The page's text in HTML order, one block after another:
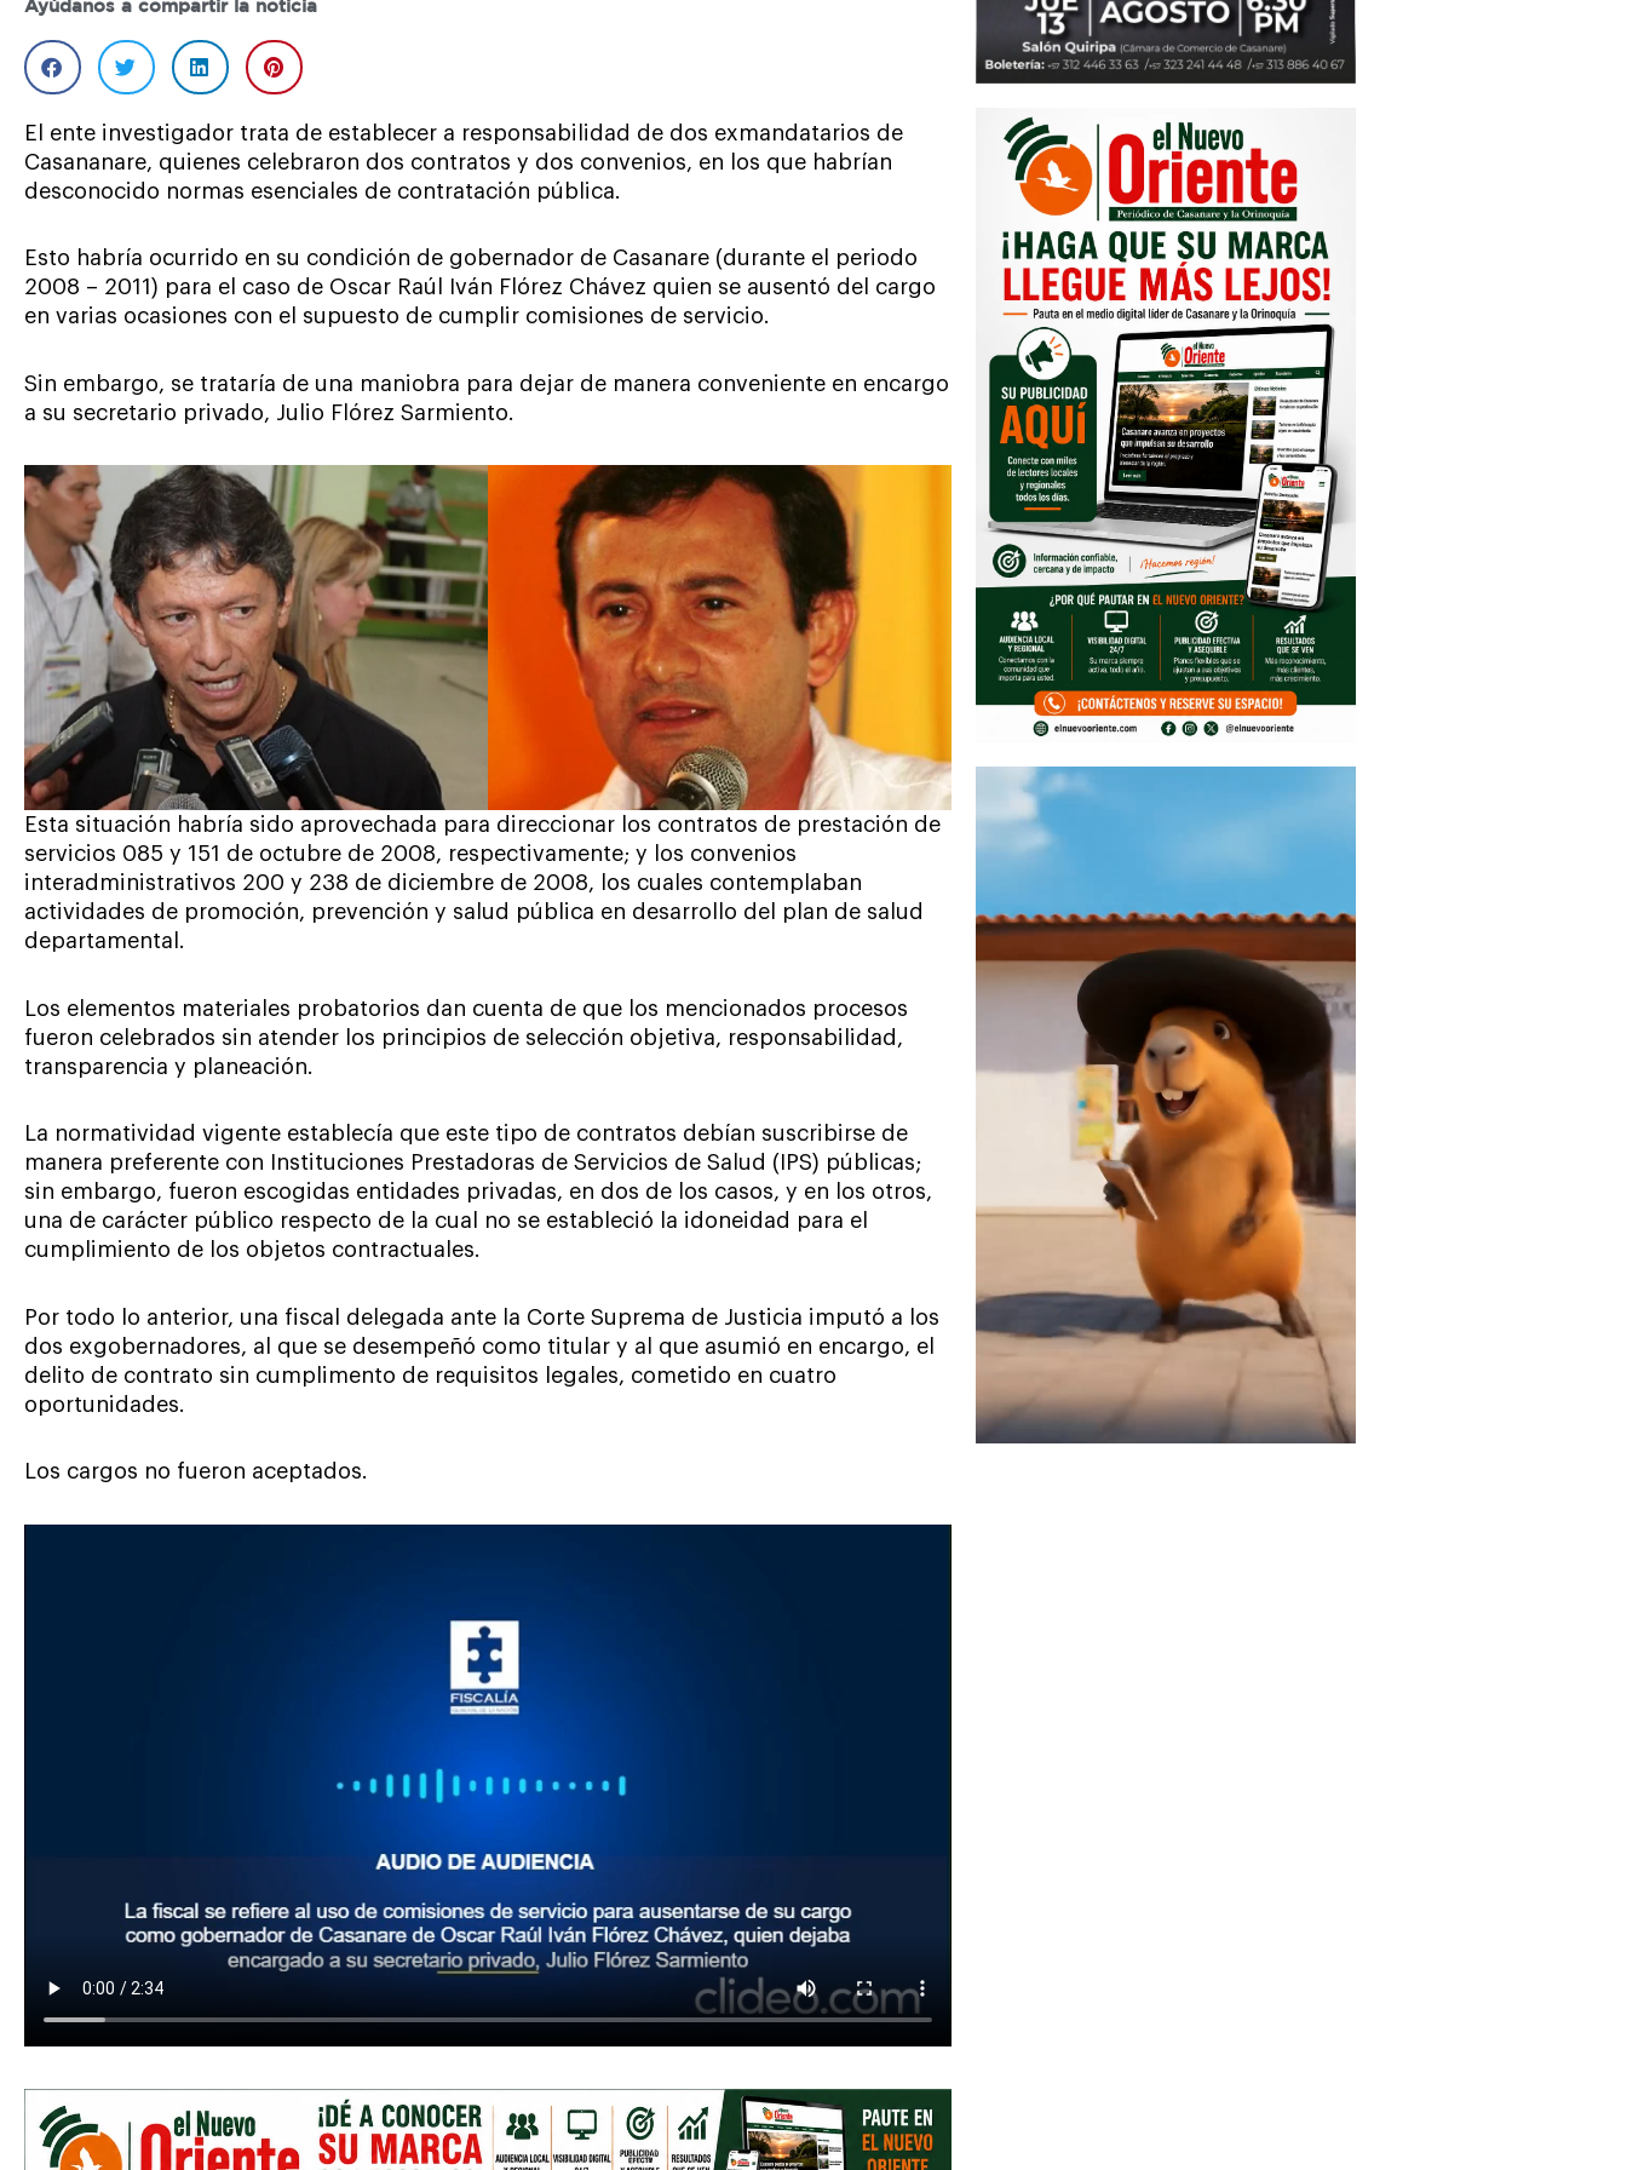
Ayúdanos a compartir la noticia
El ente investigador trata de establecer a responsabilidad de dos exmandatarios de
Casananare, quienes celebraron dos contratos y dos convenios, en los que habrían
desconocido normas esenciales de contratación pública.
Esto habría ocurrido en su condición de gobernador de Casanare (durante el periodo
2008 – 2011) para el caso de Oscar Raúl Iván Flórez Chávez quien se ausentó del cargo
en varias ocasiones con el supuesto de cumplir comisiones de servicio.
Sin embargo, se trataría de una maniobra para dejar de manera conveniente en encargo
a su secretario privado, Julio Flórez Sarmiento.
Esta situación habría sido aprovechada para direccionar los contratos de prestación de
servicios 085 y 151 de octubre de 2008, respectivamente; y los convenios
interadministrativos 200 y 238 de diciembre de 2008, los cuales contemplaban
actividades de promoción, prevención y salud pública en desarrollo del plan de salud
departamental.
Los elementos materiales probatorios dan cuenta de que los mencionados procesos
fueron celebrados sin atender los principios de selección objetiva, responsabilidad,
transparencia y planeación.
La normatividad vigente establecía que este tipo de contratos debían suscribirse de
manera preferente con Instituciones Prestadoras de Servicios de Salud (IPS) públicas;
sin embargo, fueron escogidas entidades privadas, en dos de los casos, y en los otros,
una de carácter público respecto de la cual no se estableció la idoneidad para el
cumplimiento de los objetos contractuales.
Por todo lo anterior, una fiscal delegada ante la Corte Suprema de Justicia imputó a los
dos exgobernadores, al que se desempeñó como titular y al que asumió en encargo, el
delito de contrato sin cumplimento de requisitos legales, cometido en cuatro
oportunidades.
Los cargos no fueron aceptados.